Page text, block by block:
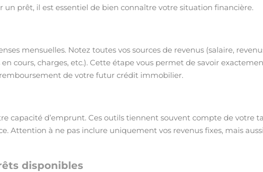
prêt, il est essentiel de bien connaître votre situation financière.
mensuelles. Notez toutes vos sources de revenus (salaire,
cours, charges, etc.). Cette étape vous permet de savoir
de votre futur crédit immobilier.
capacité d’emprunt. Ces outils tiennent souvent compte de votre
Attention à ne pas inclure uniquement vos revenus fixes, mais
disponibles